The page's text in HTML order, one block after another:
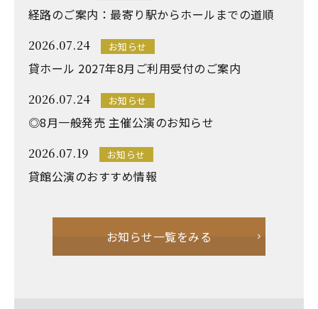
経路のご案内：最寄り駅からホールまでの道順
2026.07.24 お知らせ
貸ホール 2027年8月ご利用受付のご案内
2026.07.24 お知らせ
◎8月一般発売 主催公演のお知らせ
2026.07.19 お知らせ
貸館公演のおすすめ情報
お知らせ一覧をみる